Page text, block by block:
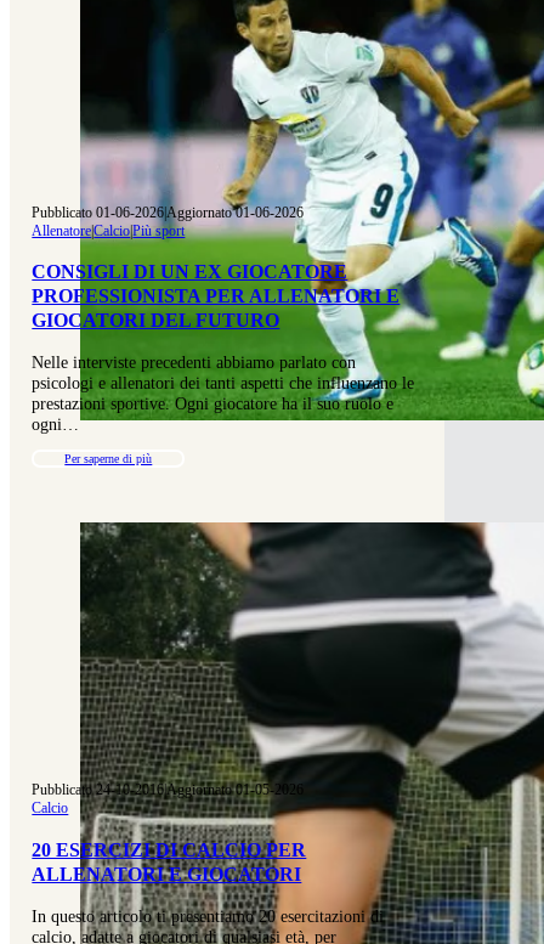
Pubblicato 01-06-2026|Aggiornato 01-06-2026
Allenatore|Calcio|Più sport
CONSIGLI DI UN EX GIOCATORE
PROFESSIONISTA PER ALLENATORI E
GIOCATORI DEL FUTURO
Nelle interviste precedenti abbiamo parlato con
psicologi e allenatori dei tanti aspetti che influenzano le
prestazioni sportive. Ogni giocatore ha il suo ruolo e
ogni…
Per saperne di più
Pubblicato 24-10-2016|Aggiornato 01-05-2026
Calcio
20 ESERCIZI DI CALCIO PER
ALLENATORI E GIOCATORI
In questo articolo ti presentiamo 20 esercitazioni di
calcio, adatte a giocatori di qualsiasi età, per